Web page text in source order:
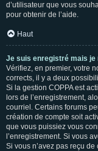
d’utilisateur que vous
pour obtenir de l’aide.
Haut
Je suis enregistré mais je
Vérifiez, en premier, votre
corrects, il y a deux
Si la gestion COPPA est
lors de l’enregistrement,
courriel. Certains forums
création de compte soit
que vous puissiez vous
l’enregistrement. Si vous
Si vous n’avez pas reçu